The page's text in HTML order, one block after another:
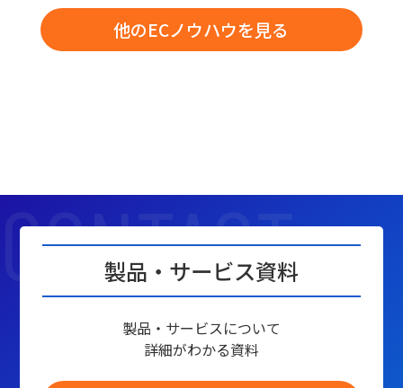
他のECノウハウを見る
製品・サービス資料
製品・サービスについて
詳細がわかる資料